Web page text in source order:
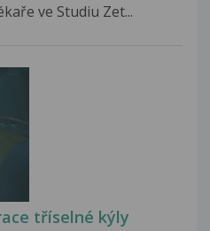
ve Studiu Zet...
tříselné kýly